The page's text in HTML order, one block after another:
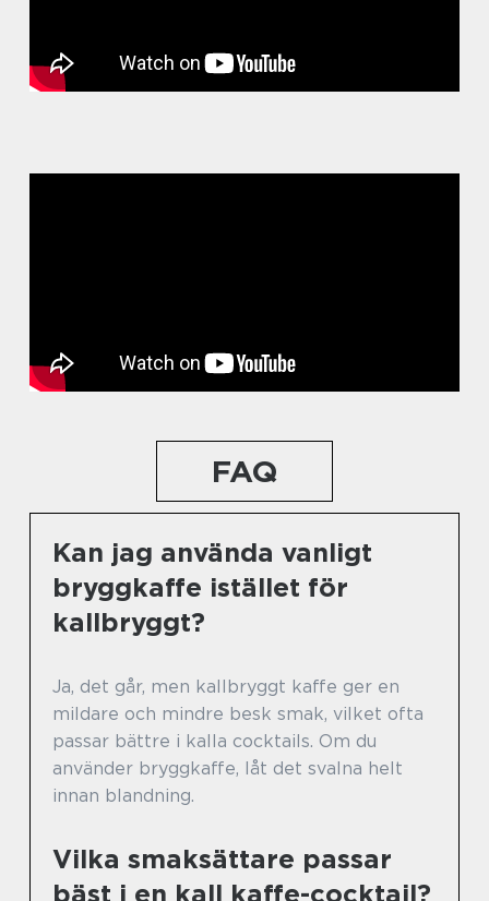
FAQ
Kan jag använda vanligt
bryggkaffe istället för
kallbryggt?
Ja, det går, men kallbryggt kaffe ger en
mildare och mindre besk smak, vilket ofta
passar bättre i kalla cocktails. Om du
använder bryggkaffe, låt det svalna helt
innan blandning.
Vilka smaksättare passar
bäst i en kall kaffe-cocktail?